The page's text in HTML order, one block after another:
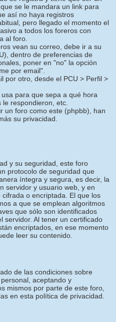
se le mandara un link para
así no haya registros
pero llegado el momento el
a todos los foreros con
al foro.
vean su correo, debe ir a su
dentro de preferencias de
poner en "no" la opción
por email".
por otro, desde el PCU > Perfil >
para que sepa a qué hora
respondieron, etc.
un foro como este (phpbb), han
su privacidad.
y su seguridad, este foro
protocolo de seguridad que
íntegra y segura, es decir, la
servidor y usuario web, y en
o encriptada. El que los
a que se emplean algoritmos
que sólo son identificados
servidor. Al tener un certificado
encriptados, en ese momento
leer su contenido.
de las condiciones sobre
aceptando y
mismos por parte de este foro,
en esta política de privacidad.